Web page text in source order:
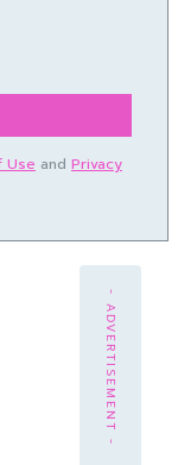
Use and Privacy
- ADVERTISEMENT -